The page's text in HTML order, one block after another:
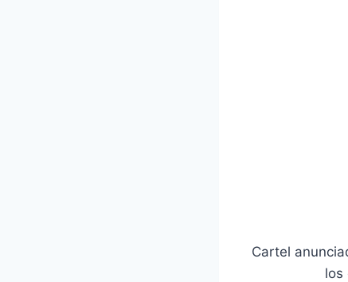
Cartel
los